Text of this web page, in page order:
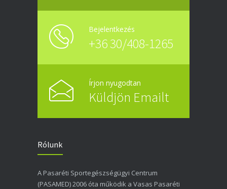
Bejelentkezés
+36 30/408-1265
Írjon nyugodtan
Küldjön Emailt
Rólunk
A Pasaréti Sportegészségügyi Centrum
(PASAMED) 2006 óta működik a Vasas Pasaréti